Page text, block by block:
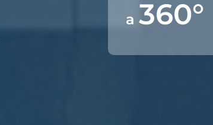
a 360°